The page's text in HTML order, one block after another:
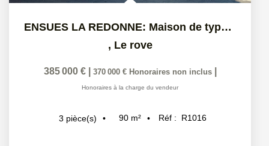
ENSUES LA REDONNE: Maison de type 3 à l'étage de 65 m2...
, Le rove
385 000 € 370 000 € Honoraires non inclus
Honoraires à la charge du vendeur
3 pièce(s) 90 m² Réf : R1016